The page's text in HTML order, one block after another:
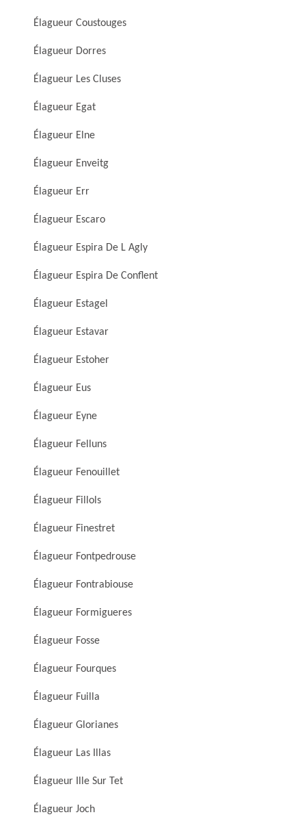
Élagueur Coustouges
Élagueur Dorres
Élagueur Les Cluses
Élagueur Egat
Élagueur Elne
Élagueur Enveitg
Élagueur Err
Élagueur Escaro
Élagueur Espira De L Agly
Élagueur Espira De Conflent
Élagueur Estagel
Élagueur Estavar
Élagueur Estoher
Élagueur Eus
Élagueur Eyne
Élagueur Felluns
Élagueur Fenouillet
Élagueur Fillols
Élagueur Finestret
Élagueur Fontpedrouse
Élagueur Fontrabiouse
Élagueur Formigueres
Élagueur Fosse
Élagueur Fourques
Élagueur Fuilla
Élagueur Glorianes
Élagueur Las Illas
Élagueur Ille Sur Tet
Élagueur Joch